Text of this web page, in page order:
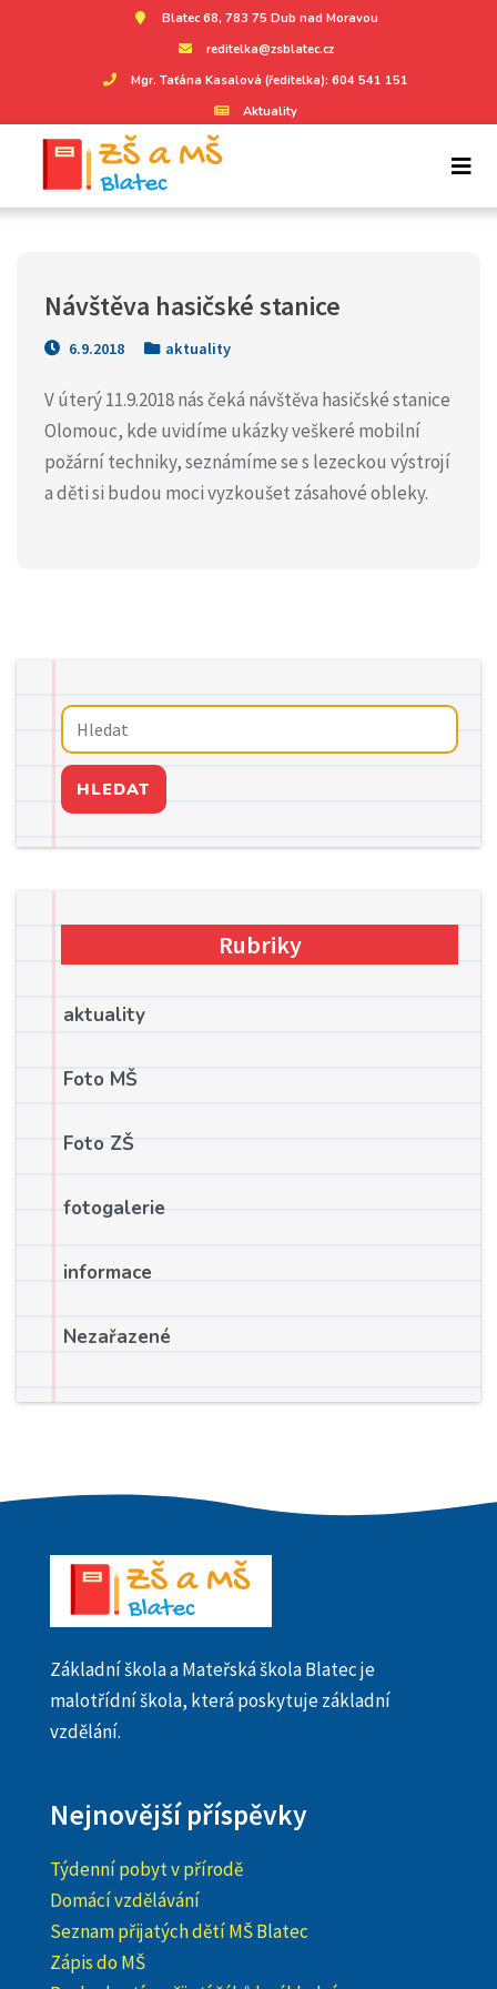
Blatec 68, 783 75 Dub nad Moravou
reditelka@zsblatec.cz
Mgr. Taťána Kasalová (ředitelka): 604 541 151
Aktuality
Návštěva hasičské stanice
6.9.2018 aktuality
V úterý 11.9.2018 nás čeká návštěva hasičské stanice
Olomouc, kde uvidíme ukázky veškeré mobilní
požární techniky, seznámíme se s lezeckou výstrojí
a děti si budou moci vyzkoušet zásahové obleky.
HLEDAT
Rubriky
aktuality
Foto MŠ
Foto ZŠ
fotogalerie
informace
Nezařazené
Základní škola a Mateřská škola Blatec je
malotřídní škola, která poskytuje základní
vzdělání.
Nejnovější příspěvky
Týdenní pobyt v přírodě
Domácí vzdělávání
Seznam přijatých dětí MŠ Blatec
Zápis do MŠ